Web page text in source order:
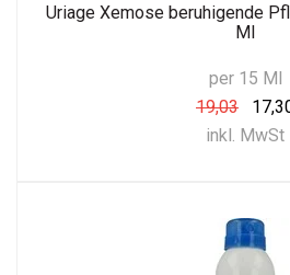
Uriage Xemose beruhigende
Ml
per 15 Ml
19,03
inkl. MwSt